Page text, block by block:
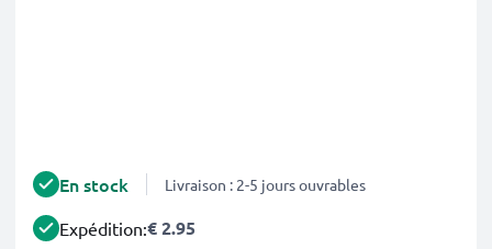
En stock Livraison : 2-5 jours ouvrables
Expédition:€ 2.95